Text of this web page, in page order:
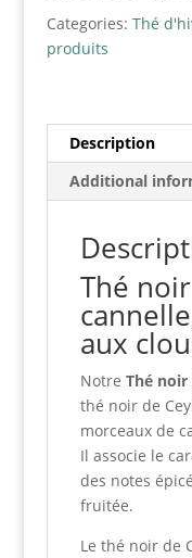
Categories: Thé
produits
Description
Additional
Thé
aux
Notre Thé noir
thé noir de
morceaux de
Il associe le
des notes
fruitée.
Le thé noir de